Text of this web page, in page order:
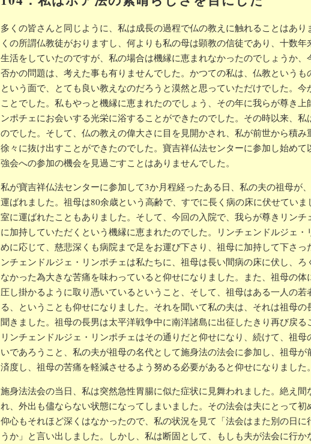
多くの皆さんと同じように、私は成長の過程で仏の教えに触れることはあ
くの所謂仏教徒がおりますし、何よりも私の母は顕教の信徒であり、十数
生活をしていたのですが、私の場合は機縁に恵まれなかったのでしょうか
否かの問題は、考えた事も有りませんでした。かつての私は、仏教というも
という面で、とても良い教えなのだろうと漠然と思っていただけでした。今
ことでした。私もやっと機縁に恵まれたのでしょう、その年に我らが尊き上
ンポチェにお会いする光栄に浴することができたのでした。その時以来、私
のでした。そして、仏の教えの偉大さに目を見開かされ、私が前世から積み
徐々に抜け出すことができたのでした。寶吉祥仏法センターに参加し始め
強会への参加の機会を見過ごすことはありませんでした。
私が寶吉祥仏法センターに参加して3か月程経ったある日、私の夫の祖母が
運ばれました。祖母は80余歳という高齢で、すでに長く病の床に伏せてい
室に運ばれたこともありました。そして、今回の入院で、我らが尊きリンチ
に加持していただくという機縁に恵まれたのでした。リンチェンドルジェ
めに応じて、慈悲深くも病院まで足をお運び下さり、祖母に加持して下さっ
ンチェンドルジェ・リンポチェは私たちに、祖母は長い間病の床に伏し、ろ
なかった為大きな苦痛を味わっていると仰せになりました。また、祖母の体
圧し掛かるように取り憑いているということ、そして、祖母はある一人の若
る、ということも仰せになりました。それを聞いて私の夫は、それは祖母の
聞きました。祖母の長男は太平洋戦争中に南洋諸島に出征したきり再び戻る
リンチェンドルジェ・リンポチェはその通りだと仰せになり、続けて、祖
いであろうこと、私の夫が祖母の名代として施身法の法会に参加し、祖母
済度し、祖母の苦痛を軽減させるよう努める必要があると仰せになりました。
施身法法会の当日、私は突然急性胃腸に似た症状に見舞われました。絶え間
れ、外出も儘ならない状態になってしまいました。その法会は夫にとって
仰心もそれほど深くはなかったので、私の状況を見て「法会はまた別の日
うか」と言い出しました。しかし、私は断固として、もしも夫が法会に行